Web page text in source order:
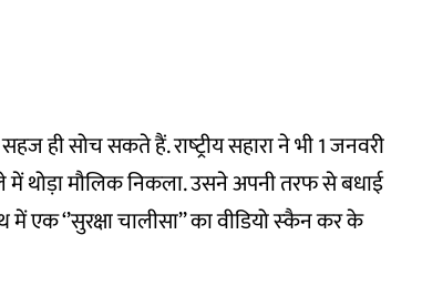
ही सोच सकते हैं. राष्‍ट्रीय सहारा ने भी 1 जनवरी
में थोड़ा मौलिक निकला. उसने अपनी तरफ से बधाई
एक ‘’सुरक्षा चालीसा’’ का वीडियो स्‍कैन कर के